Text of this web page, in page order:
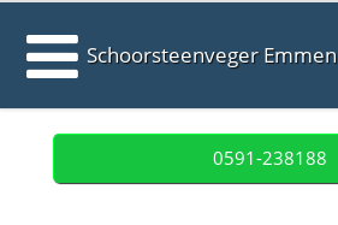
Schoorsteenveger Emmen
0591-238188